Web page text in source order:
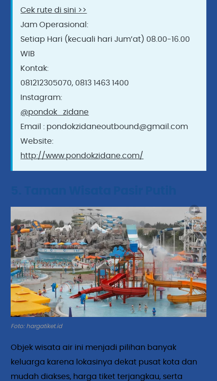
Cek rute di sini >>
Jam Operasional:
Setiap Hari (kecuali hari Jum’at) 08.00-16.00
WIB
Kontak:
081212305070, 0813 1463 1400
Instagram:
@pondok_zidane
Email : pondokzidaneoutbound@gmail.com
Website:
http://www.pondokzidane.com/
Foto: hargatiket.id
Objek wisata air ini menjadi pilihan banyak
keluarga karena lokasinya dekat pusat kota dan
mudah diakses, harga tiket terjangkau, serta